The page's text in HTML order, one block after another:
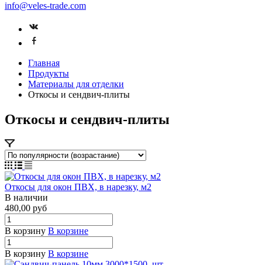
info@veles-trade.com
Главная
Продукты
Материалы для отделки
Откосы и сендвич-плиты
Откосы и сендвич-плиты
Откосы для окон ПВХ, в нарезку, м2
В наличии
480,00 руб
В корзину В корзине
В корзину В корзине